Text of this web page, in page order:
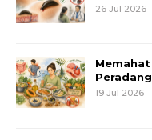
26 Jul 2026
19 Jul 2026